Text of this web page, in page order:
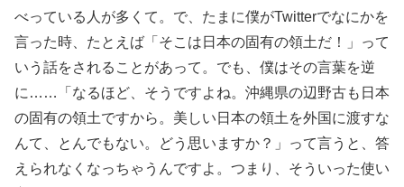
べっている人が多くて。で、たまに僕がTwitterでなにかを
言った時、たとえば「そこは日本の固有の領土だ！」って
いう話をされることがあって。でも、僕はその言葉を逆
に……「なるほど、そうですよね。沖縄県の辺野古も日本
の固有の領土ですから。美しい日本の領土を外国に渡すな
んて、とんでもない。どう思いますか？」って言うと、答
えられなくなっちゃうんですよ。つまり、そういった使い